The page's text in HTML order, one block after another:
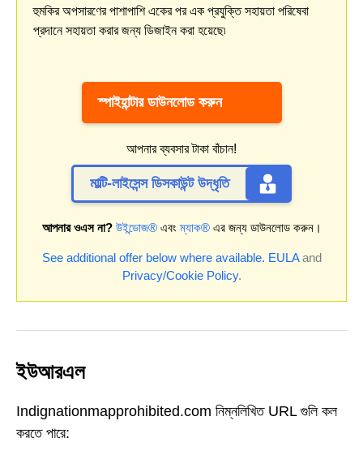
হুমকির অপসারণের পাশাপাশি একের পর এক প্রযুক্তি সহায়তা পরিষেবা
প্রদানে সহায়তা করার জন্য ডিজাইন করা হয়েছে৷
স্পাইহান্টার ডাউনলোড করুন
আপনার ব্যবসার টাকা বাঁচান!
মাল্টি-লাইসেন্স ডিসকাউন্ট উদ্ধৃতি
আপনার ওএস না? উইন্ডোজ®এবংম্যাক®এর জন্য ডাউনলোড করুন।
See additional offer below where available. EULAand
Privacy/Cookie Policy.
ইউআরএল
Indignationmapprohibited.com নিম্নলিখিত URL গুলি কল
করতে পারে: